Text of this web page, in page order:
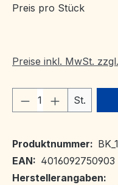
Preis pro Stück
Preise inkl. MwSt.
Produkt St.
Produktnummer:
EAN: 4016092750903
Herstellerangaben: